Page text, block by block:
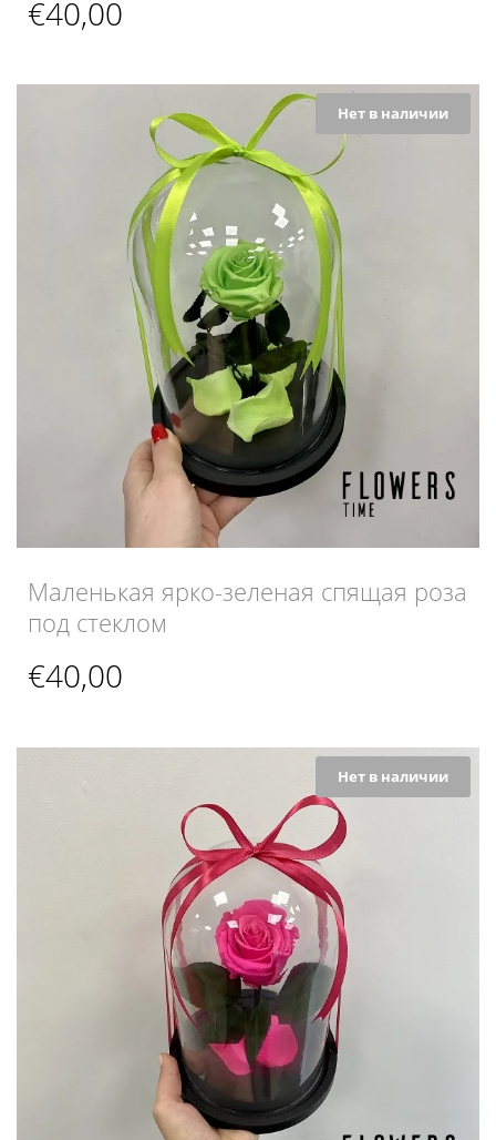
€40,00
Маленькая ярко-зеленая спящая роза
под стеклом
Нет в наличии
€40,00
Нет в наличии